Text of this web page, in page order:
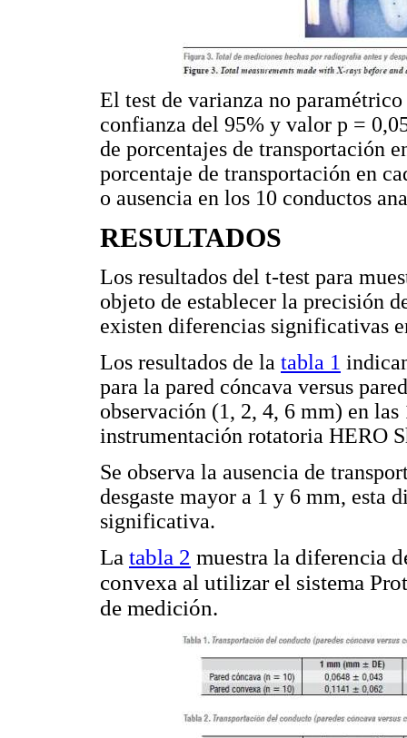
El test de varianza no
confianza del 95% y valor p =
de porcentajes de transportación
porcentaje de transportación en
o ausencia en los 10 conductos
RESULTADOS
Los resultados del t-test para
objeto de establecer la precisión
existen diferencias significativas
Los resultados de la tabla 1
para la pared cóncava versus
observación (1, 2, 4, 6 mm) en las
instrumentación rotatoria HERO
Se observa la ausencia de
desgaste mayor a 1 y 6 mm, esta
significativa.
La tabla 2 muestra la diferencia
convexa al utilizar el sistema
de medición.